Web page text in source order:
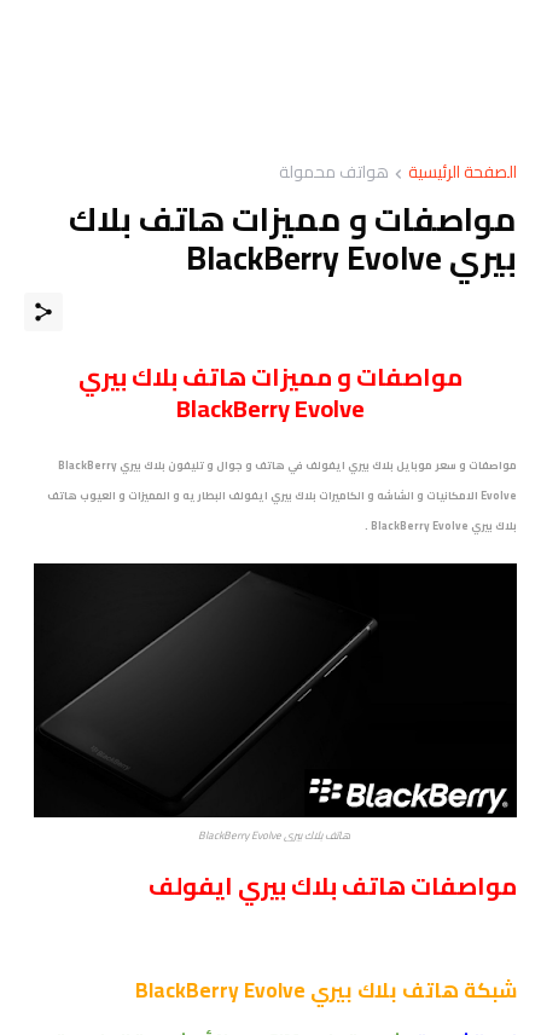
الصفحة الرئيسية هواتف محمولة
مواصفات و مميزات هاتف بلاك
بيري BlackBerry Evolve
مواصفات و مميزات هاتفبلاك بيري
BlackBerry Evolve
مواصفات و سعر موبايل بلاك بيري ايفولف في هاتف و جوال و تليفون بلاك بيري BlackBerry
Evolve الامكانيات و الشاشه و الكاميرات بلاك بيري ايفولف البطاريه و المميزات و العيوب
هاتف
بلاك بيري BlackBerry Evolve .
هاتف بلاك بيري BlackBerry Evolve
مواصفات هاتف بلاك بيري ايفولف
شبكةهاتفبلاك بيري BlackBerry Evolve